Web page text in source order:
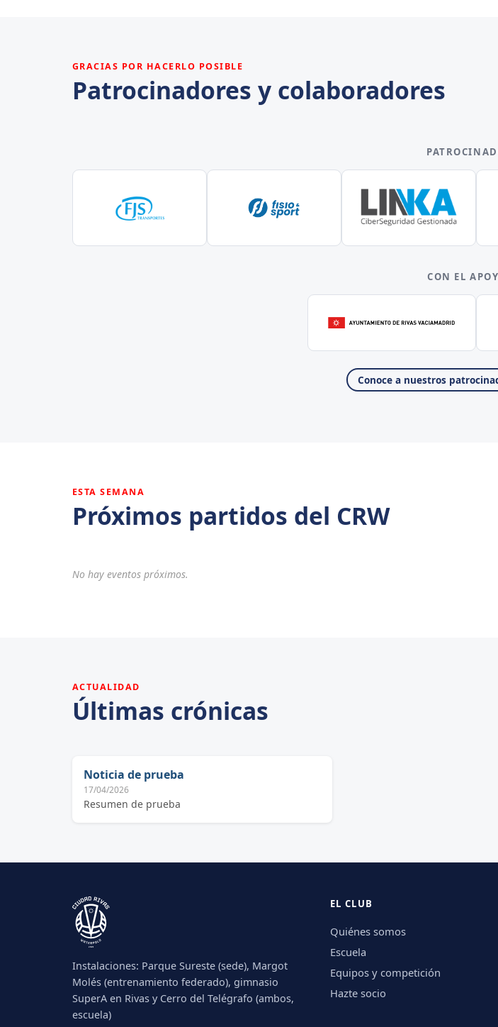
GRACIAS POR HACERLO POSIBLE
Patrocinadores y colaboradores
CON EL
Conoce a nuestros
ESTA SEMANA
Próximos partidos del CRW
No hay eventos próximos.
ACTUALIDAD
Últimas crónicas
Noticia de prueba
17/04/2026
Resumen de prueba
Instalaciones: Parque Sureste (sede), Margot
Molés (entrenamiento federado), gimnasio
SuperA en Rivas y Cerro del Telégrafo (ambos,
escuela)
EL CLUB
Quiénes somos
Escuela
Equipos y competición
Hazte socio